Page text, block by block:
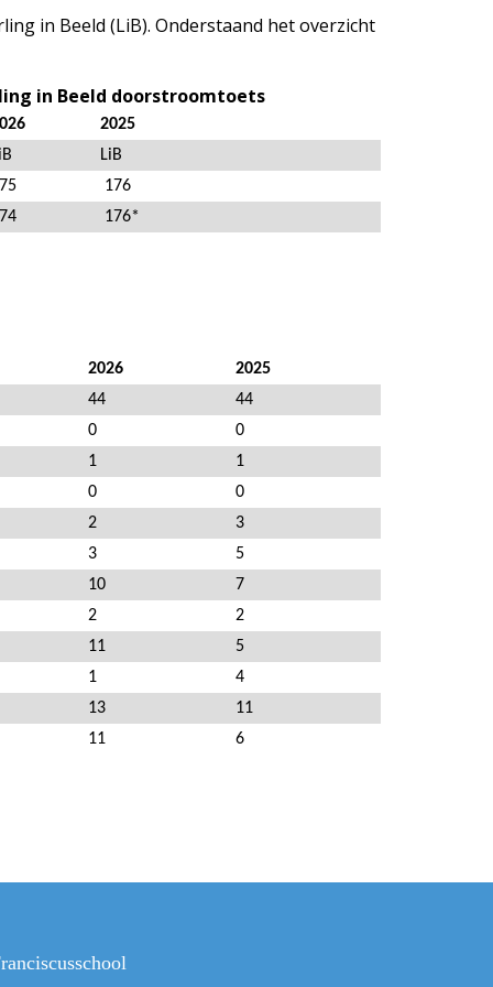
in Beeld (LiB). Onderstaand het overzicht
in Beeld doorstroomtoets
2025
LiB
176
176*
2026
2025
44
44
0
0
1
1
0
0
2
3
3
5
10
7
2
2
11
5
1
4
13
11
11
6